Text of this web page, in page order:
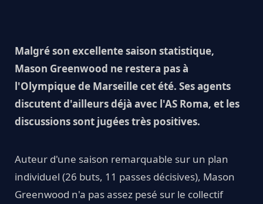
Malgré son excellente saison statistique,
Mason Greenwood ne restera pas à
l'Olympique de Marseille cet été. Ses agents
discutent d'ailleurs déjà avec l'AS Roma, et les
discussions sont jugées très positives.
Auteur d'une saison remarquable sur un plan
individuel (26 buts, 11 passes décisives), Mason
Greenwood n'a pas assez pesé sur le collectif